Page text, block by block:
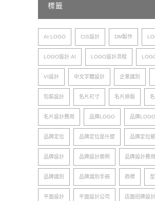
標籤
AI LOGO CIS設計 DM製作
LOGO設計 AI LOGO設計流程
VI設計 中文字體設計 企業識別
包裝設計 名片尺寸 名片排版
名片設計費用 品牌LOGO 品牌
品牌定位 品牌定位是什麼 品牌定位
品牌設計 品牌設計案例 品牌設計費用
品牌識別 品牌識別手冊 商標
平面設計 平面設計公司 店面招牌設計